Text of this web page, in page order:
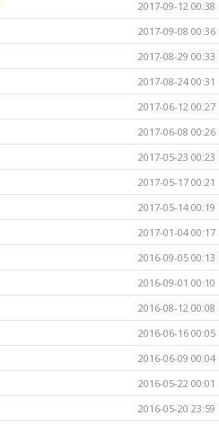
2017-09-12 00:38
2017-09-08 00:36
2017-08-29 00:33
2017-08-24 00:31
2017-06-12 00:27
2017-06-08 00:26
2017-05-23 00:23
2017-05-17 00:21
2017-05-14 00:19
2017-01-04 00:17
2016-09-05 00:13
2016-09-01 00:10
2016-08-12 00:08
2016-06-16 00:05
2016-06-09 00:04
2016-05-22 00:01
2016-05-20 23:59